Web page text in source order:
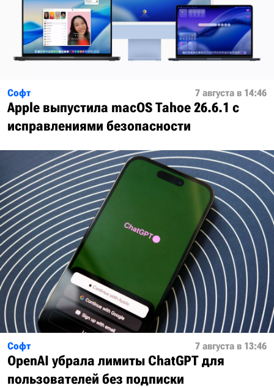
Софт 7 августа в 14:46
Apple выпустила macOS Tahoe 26.6.1 с
исправлениями безопасности
Софт 7 августа в 13:46
OpenAI убрала лимиты ChatGPT для
пользователей без подписки